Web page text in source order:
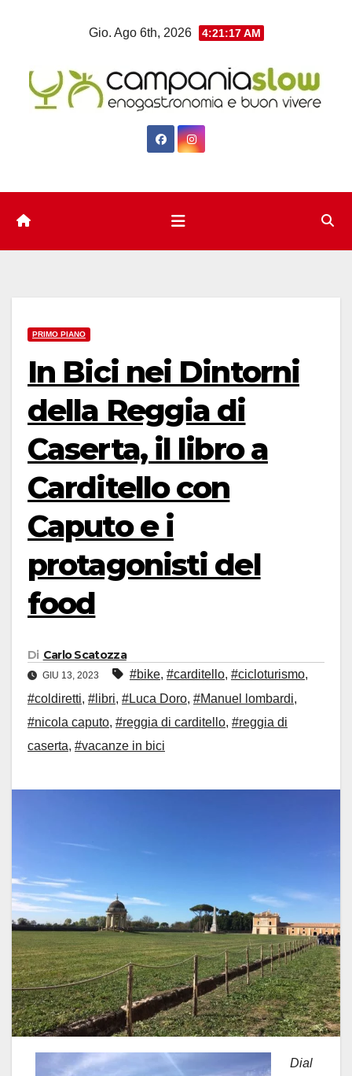
Gio. Ago 6th, 2026 4:21:18 AM
PRIMO PIANO
In Bici nei Dintorni
della Reggia di
Caserta, il libro a
Carditello con
Caputo e i
protagonisti del
food
Di Carlo Scatozza
GIU 13, 2023 #bike, #carditello, #cicloturismo,
#coldiretti, #libri, #Luca Doro, #Manuel lombardi,
#nicola caputo, #reggia di carditello, #reggia di
caserta, #vacanze in bici
Dial